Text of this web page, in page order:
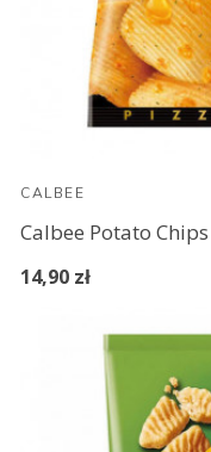
CALBEE
Calbee Potato Chips
14,90 zł